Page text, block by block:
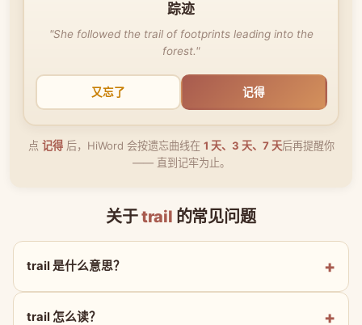
踪迹
"She followed the trail of footprints leading into the
forest."
又忘了 记得
点 记得后，HiWord 会按遗忘曲线在 1 天、3 天、7 天后再提醒你
—— 直到记牢为止。
关于trail 的常见问题
trail 是什么意思？
trail 怎么读？